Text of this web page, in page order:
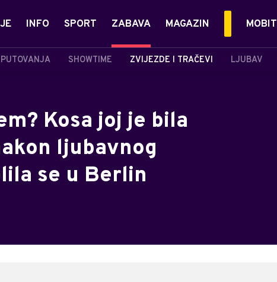
INFO SPORT ZABAVA
PUTOVANJA SHOWTIME ZVIJEZDE I TRAČEVI LJUBAV
MAGAZIN MOBIT
Kosa joj je bila
ljubavnog
se u Berlin